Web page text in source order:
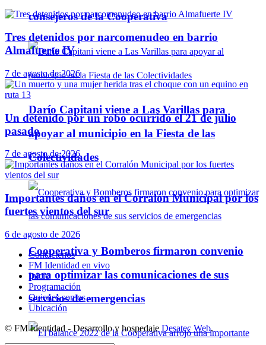
consejeros de la Cooperativa
Darío Capitani viene a Las Varillas para
apoyar al municipio en la Fiesta de las
Colectividades
Cooperativa y Bomberos firmaron convenio
para optimizar las comunicaciones de sus
servicios de emergencias
Tres detenidos por narcomenudeo en barrio
Almafuerte IV
7 de agosto de 2026
Un detenido por un robo ocurrido el 21 de julio
pasado
7 de agosto de 2026
Importantes daños en el Corralón Municipal por los
fuertes vientos del sur
6 de agosto de 2026
Contáctenos
FM Identidad en vivo
Inicio
Programación
Quienes somos
Ubicación
© FM Identidad - Desarrollo y hospedaje Desatec Web.